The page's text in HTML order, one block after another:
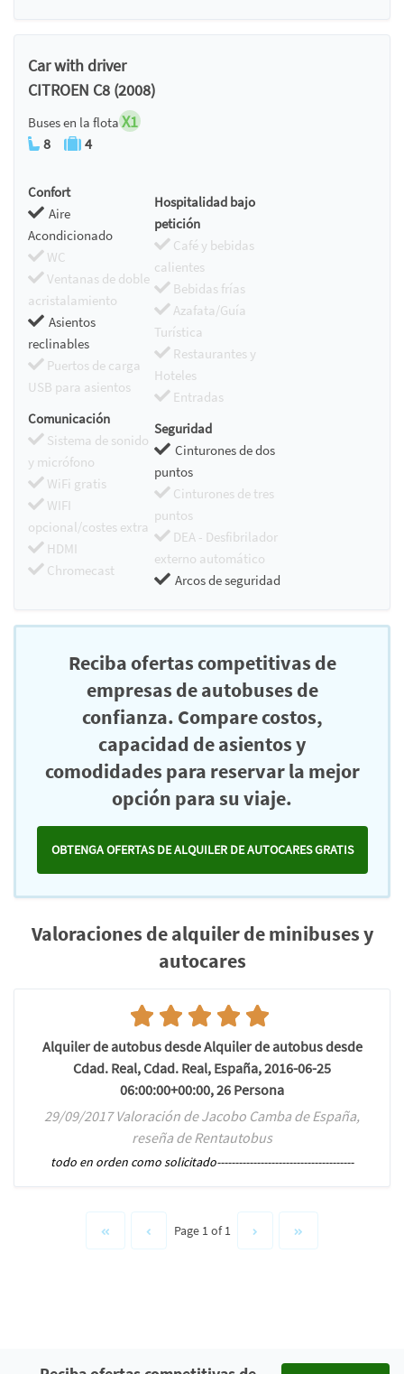
Car with driver
CITROEN C8 (2008)
Buses en la flota X1
8 4
Confort
Aire
Acondicionado
WC
Ventanas de doble
acristalamiento
Asientos
reclinables
Puertos de carga
USB para asientos
Hospitalidad bajo
petición
Café y bebidas
calientes
Bebidas frías
Azafata/Guía
Turística
Restaurantes y
Hoteles
Entradas
Comunicación
Sistema de sonido
y micrófono
WiFi gratis
WIFI
opcional/costes extra
HDMI
Chromecast
Seguridad
Cinturones de dos
puntos
Cinturones de tres
puntos
DEA - Desfibrilador
externo automático
Arcos de seguridad
Reciba ofertas competitivas de
empresas de autobuses de
confianza. Compare costos,
capacidad de asientos y
comodidades para reservar la mejor
opción para su viaje.
OBTENGA OFERTAS DE ALQUILER DE AUTOCARES GRATIS
Valoraciones de alquiler de minibuses y
autocares
Alquiler de autobus desde Alquiler de autobus desde
Cdad. Real, Cdad. Real, España, 2016-06-25
06:00:00+00:00, 26 Persona
29/09/2017 Valoración de Jacobo Camba de España,
reseña de Rentautobus
todo en orden como solicitado--------------------------------------
Page 1 of 1